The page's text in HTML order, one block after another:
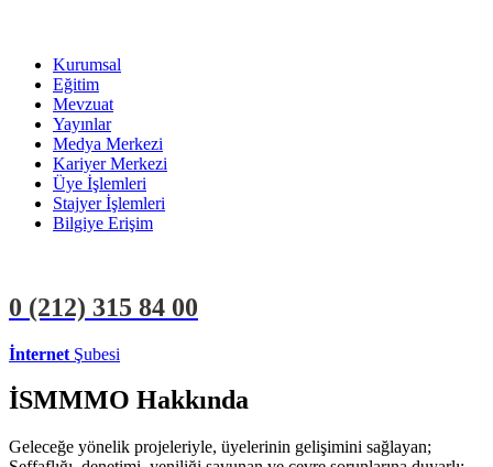
Kurumsal
Eğitim
Mevzuat
Yayınlar
Medya Merkezi
Kariyer Merkezi
Üye İşlemleri
Stajyer İşlemleri
Bilgiye Erişim
0 (212) 315 84 00
İnternet Şubesi
İSMMMO Hakkında
Geleceğe yönelik projeleriyle, üyelerinin gelişimini sağlayan;